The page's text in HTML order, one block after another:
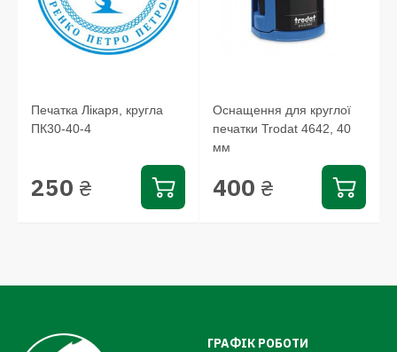
Печатка Лікаря, кругла
ПК30-40-4
250 ₴
Оснащення для круглої
печатки Trodat 4642, 40
мм
400 ₴
ГРАФІК РОБОТИ